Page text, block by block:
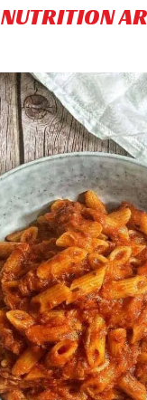
NUTRITION